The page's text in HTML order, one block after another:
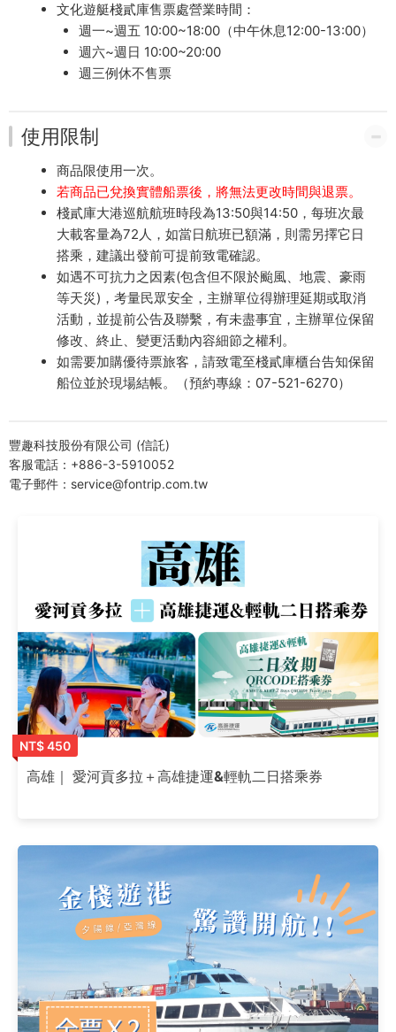
文化遊艇棧貳庫售票處營業時間：
週一~週五 10:00~18:00（中午休息12:00-13:00）
週六~週日 10:00~20:00
週三例休不售票
使用限制
商品限使用一次。
若商品已兌換實體船票後，將無法更改時間與退票。
棧貳庫大港巡航航班時段為13:50與14:50，每班次最
大載客量為72人，如當日航班已額滿，則需另擇它日
搭乘，建議出發前可提前致電確認。
如遇不可抗力之因素(包含但不限於颱風、地震、豪雨
等天災)，考量民眾安全，主辦單位得辦理延期或取消
活動，並提前公告及聯繫，有未盡事宜，主辦單位保留
修改、終止、變更活動內容細節之權利。
如需要加購優待票旅客，請致電至棧貳庫櫃台告知保留
船位並於現場結帳。（預約專線：07-521-6270）
豐趣科技股份有限公司 (信託)
客服電話：+886-3-5910052
電子郵件：service@fontrip.com.tw
NT$ 450
高雄｜ 愛河貢多拉＋高雄捷運&輕軌二日搭乘券